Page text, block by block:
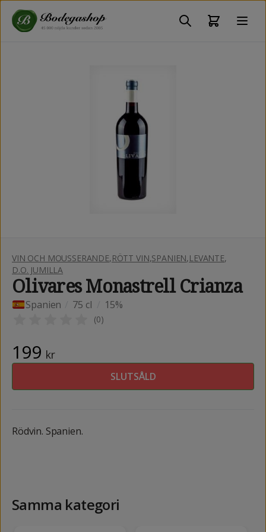
VIN OCH MOUSSERANDE,RÖTT VIN,SPANIEN,LEVANTE,
D.O. JUMILLA
Olivares Monastrell Crianza
Spanien 75 cl 15%
(0)
199 kr
SLUTSÅLD
Rödvin. Spanien.
Samma kategori